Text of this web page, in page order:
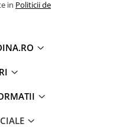
in Politicii de